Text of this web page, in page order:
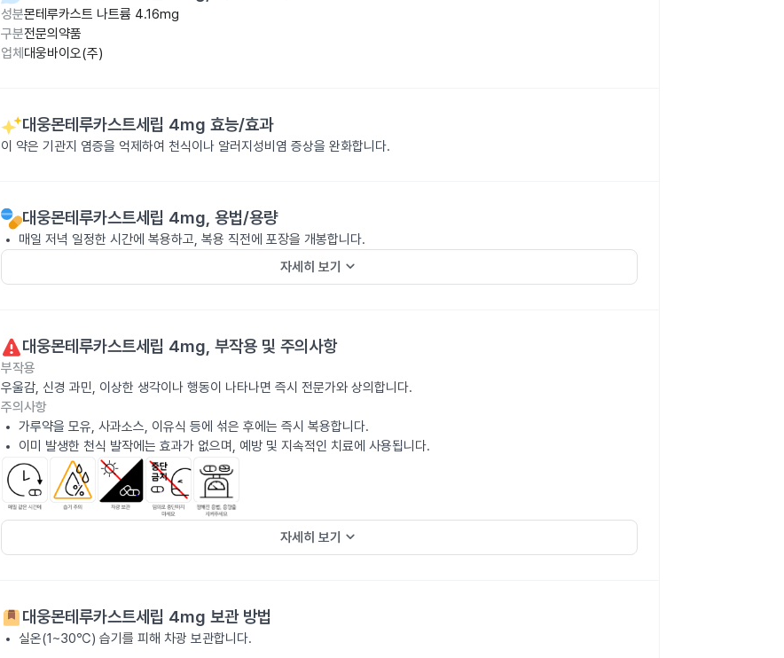
성분몬테루카스트 나트륨 4.16mg
구분전문의약품
업체 대웅바이오(주)
대웅몬테루카스트세립 4mg 효능/효과
이 약은 기관지 염증을 억제하여 천식이나 알러지성비염 증상을 완화합니다.
대웅몬테루카스트세립 4mg, 용법/용량
매일 저녁 일정한 시간에 복용하고, 복용 직전에 포장을 개봉합니다.
자세히 보기 keyboard_arrow_down
대웅몬테루카스트세립 4mg, 부작용 및 주의사항
부작용
우울감, 신경 과민, 이상한 생각이나 행동이 나타나면 즉시 전문가와 상의합니다.
주의사항
가루약을 모유, 사과소스, 이유식 등에 섞은 후에는 즉시 복용합니다.
이미 발생한 천식 발작에는 효과가 없으며, 예방 및 지속적인 치료에 사용됩니다.
자세히 보기 keyboard_arrow_down
대웅몬테루카스트세립 4mg 보관 방법
실온(1~30℃) 습기를 피해 차광 보관합니다.